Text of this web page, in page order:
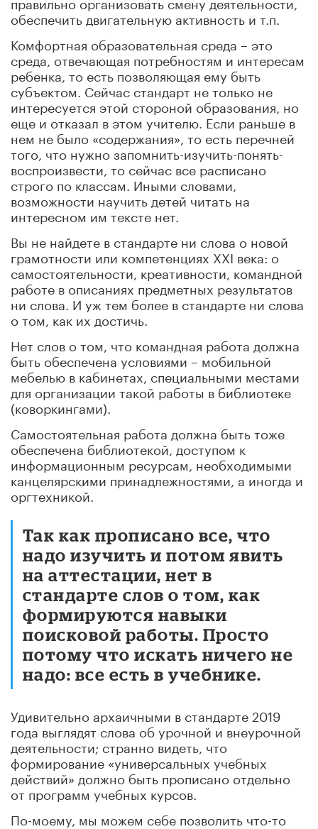
обеспечить двигательную активность и т.п.
Комфортная образовательная среда – это
среда, отвечающая потребностям и интересам
ребенка, то есть позволяющая ему быть
субъектом. Сейчас стандарт не только не
интересуется этой стороной образования, но
еще и отказал в этом учителю. Если раньше в
нем не было «содержания», то есть перечней
того, что нужно запомнить-изучить-понять-
воспроизвести, то сейчас все расписано
строго по классам. Иными словами,
возможности научить детей читать на
интересном им тексте нет.
Вы не найдете в стандарте ни слова о новой
грамотности или компетенциях XXI века: о
самостоятельности, креативности, командной
работе в описаниях предметных результатов
ни слова. И уж тем более в стандарте ни слова
о том, как их достичь.
Нет слов о том, что командная работа должна
быть обеспечена условиями – мобильной
мебелью в кабинетах, специальными местами
для организации такой работы в библиотеке
(коворкингами).
Самостоятельная работа должна быть тоже
обеспечена библиотекой, доступом к
информационным ресурсам, необходимыми
канцелярскими принадлежностями, а иногда и
оргтехникой.
Так как прописано все, что
надо изучить и потом явить
на аттестации, нет в
стандарте слов о том, как
формируются навыки
поисковой работы. Просто
потому что искать ничего не
надо: все есть в учебнике.
Удивительно архаичными в стандарте 2019
года выглядят слова об урочной и внеурочной
деятельности; странно видеть, что
формирование «универсальных учебных
действий» должно быть прописано отдельно
от программ учебных курсов.
По-моему, мы можем себе позволить что-то